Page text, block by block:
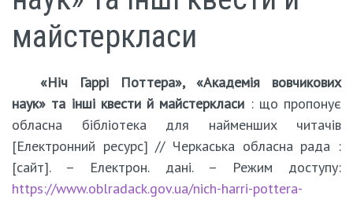
майстеркласи
«Ніч Гаррі Поттера», «Академія вовчикових
наук» та інші квести й майстеркласи : що пропонує
обласна бібліотека для найменших читачів
[Електронний ресурс] // Черкаська обласна рада :
[сайт]. – Електрон. дані. – Режим доступу:
https://www.oblradack.gov.ua/nich-harri-pottera-